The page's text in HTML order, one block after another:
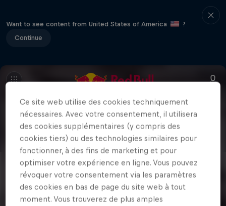
Want to see content from United States of America
?
Continue
Ce site web utilise des cookies techniquement
nécessaires. Avec votre consentement, il utilisera
des cookies supplémentaires (y compris des
cookies tiers) ou des technologies similaires pour
fonctionner, à des fins de marketing et pour
optimiser votre expérience en ligne. Vous pouvez
révoquer votre consentement via les paramètres
des cookies en bas de page du site web à tout
moment. Vous trouverez de plus amples